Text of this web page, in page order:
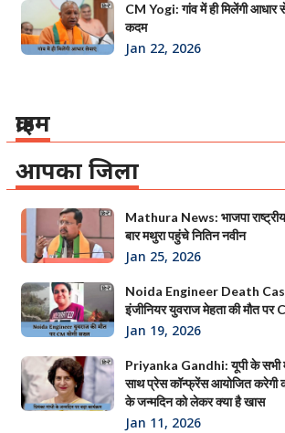
CM Yogi: गांव में ही मिलेंगी आधार
कदम
Jan 22, 2026
क्राइम
आपका जिला
Mathura News: भाजपा
बार मथुरा पहुंचे नितिन नवीन
Jan 25, 2026
Noida Engineer Death
इंजीनियर युवराज मेहता की मौत पर
Jan 19, 2026
Priyanka Gandhi: यूपी के सभी
साथ प्रेस कॉन्फ्रेंस आयोजित करेगी
के जन्मदिन को लेकर क्या है खास
Jan 11, 2026